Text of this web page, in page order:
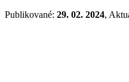
Publikované: 29. 02. 2024,